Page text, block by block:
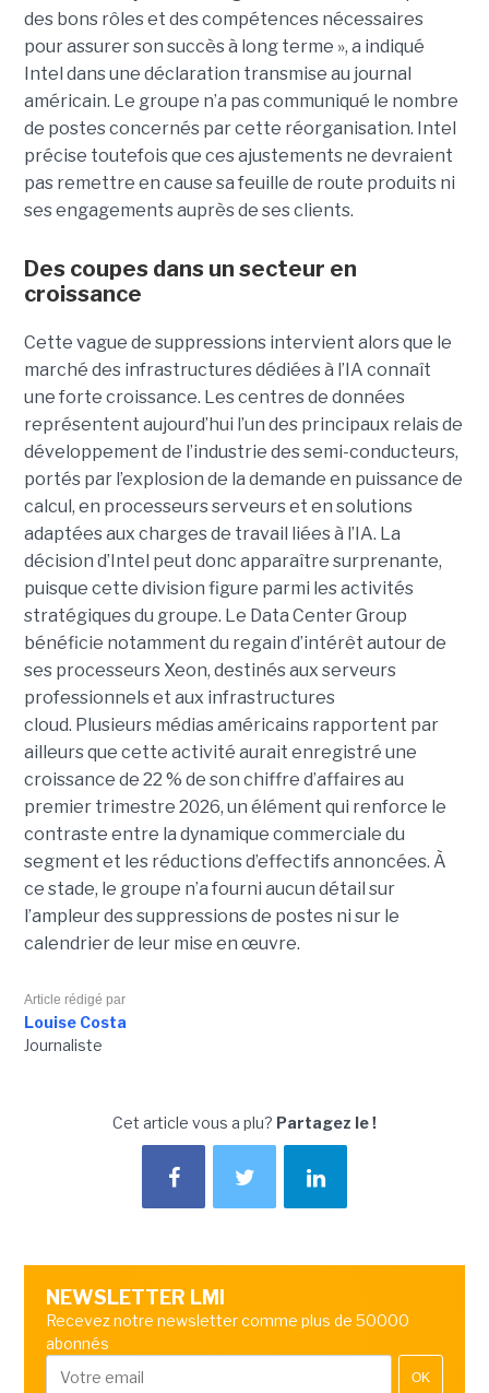
des bons rôles et des compétences nécessaires
pour assurer son succès à long terme », a indiqué
Intel dans une déclaration transmise au journal
américain. Le groupe n’a pas communiqué le nombre
de postes concernés par cette réorganisation. Intel
précise toutefois que ces ajustements ne devraient
pas remettre en cause sa feuille de route produits ni
ses engagements auprès de ses clients.
Des coupes dans un secteur en
croissance
Cette vague de suppressions intervient alors que le
marché des infrastructures dédiées à l’IA connaît
une forte croissance. Les centres de données
représentent aujourd’hui l’un des principaux relais de
développement de l’industrie des semi-conducteurs,
portés par l’explosion de la demande en puissance de
calcul, en processeurs serveurs et en solutions
adaptées aux charges de travail liées à l’IA. La
décision d’Intel peut donc apparaître surprenante,
puisque cette division figure parmi les activités
stratégiques du groupe. Le Data Center Group
bénéficie notamment du regain d’intérêt autour de
ses processeurs Xeon, destinés aux serveurs
professionnels et aux infrastructures
cloud. Plusieurs médias américains rapportent par
ailleurs que cette activité aurait enregistré une
croissance de 22 % de son chiffre d’affaires au
premier trimestre 2026, un élément qui renforce le
contraste entre la dynamique commerciale du
segment et les réductions d’effectifs annoncées. À
ce stade, le groupe n’a fourni aucun détail sur
l’ampleur des suppressions de postes ni sur le
calendrier de leur mise en œuvre.
Article rédigé par
Louise Costa
Journaliste
Cet article vous a plu? Partagez le !
NEWSLETTER LMI
Recevez notre newsletter comme plus de 50000
abonnés
OK